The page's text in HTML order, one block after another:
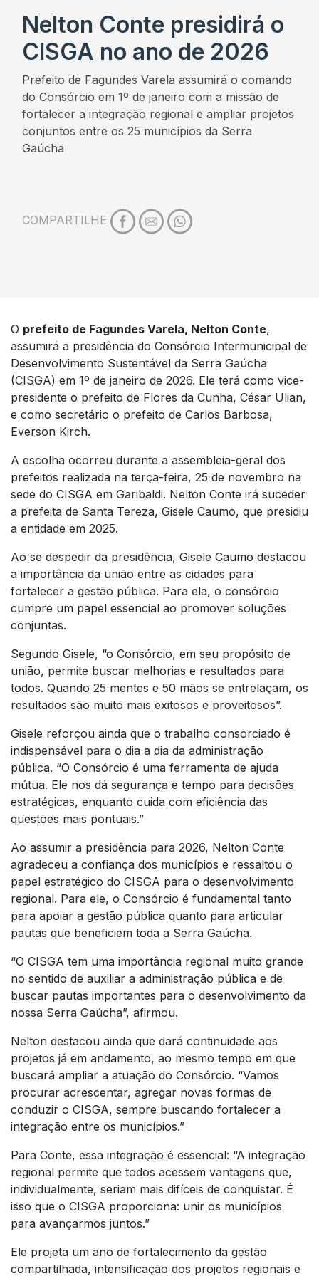
Nelton Conte presidirá o
CISGA no ano de 2026
Prefeito de Fagundes Varela assumirá o comando
do Consórcio em 1º de janeiro com a missão de
fortalecer a integração regional e ampliar projetos
conjuntos entre os 25 municípios da Serra
Gaúcha
COMPARTILHE
O prefeito de Fagundes Varela, Nelton Conte,
assumirá a presidência do Consórcio Intermunicipal de
Desenvolvimento Sustentável da Serra Gaúcha
(CISGA) em 1º de janeiro de 2026. Ele terá como vice-
presidente o prefeito de Flores da Cunha, César Ulian,
e como secretário o prefeito de Carlos Barbosa,
Everson Kirch.
A escolha ocorreu durante a assembleia-geral dos
prefeitos realizada na terça-feira, 25 de novembro na
sede do CISGA em Garibaldi. Nelton Conte irá suceder
a prefeita de Santa Tereza, Gisele Caumo, que presidiu
a entidade em 2025.
Ao se despedir da presidência, Gisele Caumo destacou
a importância da união entre as cidades para
fortalecer a gestão pública. Para ela, o consórcio
cumpre um papel essencial ao promover soluções
conjuntas.
Segundo Gisele, “o Consórcio, em seu propósito de
união, permite buscar melhorias e resultados para
todos. Quando 25 mentes e 50 mãos se entrelaçam, os
resultados são muito mais exitosos e proveitosos”.
Gisele reforçou ainda que o trabalho consorciado é
indispensável para o dia a dia da administração
pública. “O Consórcio é uma ferramenta de ajuda
mútua. Ele nos dá segurança e tempo para decisões
estratégicas, enquanto cuida com eficiência das
questões mais pontuais.”
Ao assumir a presidência para 2026, Nelton Conte
agradeceu a confiança dos municípios e ressaltou o
papel estratégico do CISGA para o desenvolvimento
regional. Para ele, o Consórcio é fundamental tanto
para apoiar a gestão pública quanto para articular
pautas que beneficiem toda a Serra Gaúcha.
“O CISGA tem uma importância regional muito grande
no sentido de auxiliar a administração pública e de
buscar pautas importantes para o desenvolvimento da
nossa Serra Gaúcha”, afirmou.
Nelton destacou ainda que dará continuidade aos
projetos já em andamento, ao mesmo tempo em que
buscará ampliar a atuação do Consórcio. “Vamos
procurar acrescentar, agregar novas formas de
conduzir o CISGA, sempre buscando fortalecer a
integração entre os municípios.”
Para Conte, essa integração é essencial: “A integração
regional permite que todos acessem vantagens que,
individualmente, seriam mais difíceis de conquistar. É
isso que o CISGA proporciona: unir os municípios
para avançarmos juntos.”
Ele projeta um ano de fortalecimento da gestão
compartilhada, intensificação dos projetos regionais e